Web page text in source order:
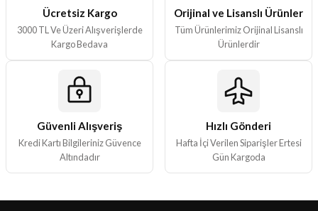
Ücretsiz Kargo
3000 TL Ve Üzeri Alışverişlerde
Kargo Bedava
Orijinal ve Lisanslı Ürünler
Tüm Ürünlerimiz Orijinal Lisanslı
Ürünlerdir
Güvenli Alışveriş
Kredi Kartı Bilgileriniz Güvence
Altındadır
Hızlı Gönderi
Hafta İçi Verilen Siparişler Ertesi
Gün Kargoda